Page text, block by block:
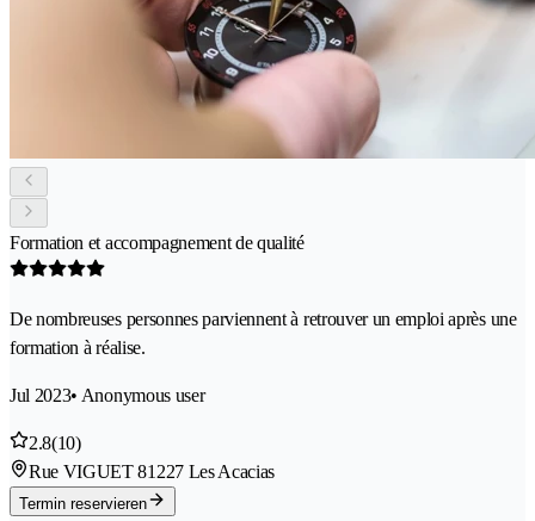
Formation et accompagnement de qualité
De nombreuses personnes parviennent à retrouver un emploi après une
formation à réalise.
Jul 2023• Anonymous user
2.8(10)
Rue VIGUET 81227 Les Acacias
Termin reservieren